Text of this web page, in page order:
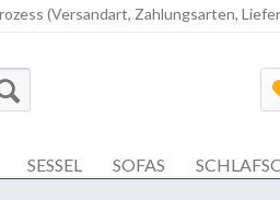
(Versandart, Zahlungsarten,
SESSEL SOFAS